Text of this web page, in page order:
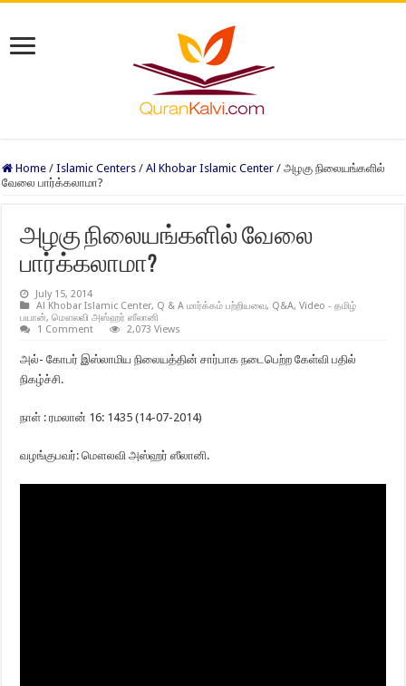
Home / Islamic Centers / Al Khobar Islamic Center / அழகு நிலையங்களில்
வேலை பார்க்கலாமா?
அழகு நிலையங்களில் வேலை
பார்க்கலாமா?
July 15, 2014
Al Khobar Islamic Center, Q & A மார்க்கம் பற்றியவை, Q&A,Video - தமிழ்
பயான்,மௌலவி அஸ்ஹர் ஸீலானி
1 Comment
2,073 Views
அல்- கோபர் இஸ்லாமிய நிலையத்தின் சார்பாக நடைபெற்ற கேள்வி பதில்
நிகழ்ச்சி.
நாள் : ரமலான் 16: 1435 (14-07-2014)
வழங்குபவர்: மௌலவி அஸ்ஹர் ஸீலானி.